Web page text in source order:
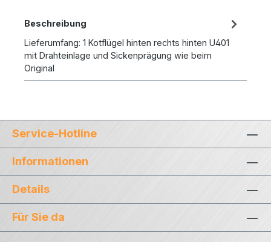
Beschreibung
Lieferumfang: 1 Kotflügel hinten rechts hinten U401
mit Drahteinlage und Sickenprägung wie beim
Original
Service-Hotline
Informationen
Details
Für Sie da